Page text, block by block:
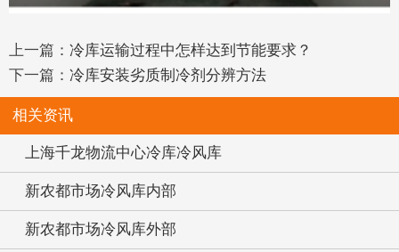
上一篇： 冷库运输过程中怎样达到节能要求？
下一篇： 冷库安装劣质制冷剂分辨方法
相关资讯
上海千龙物流中心冷库冷风库
新农都市场冷风库内部
新农都市场冷风库外部